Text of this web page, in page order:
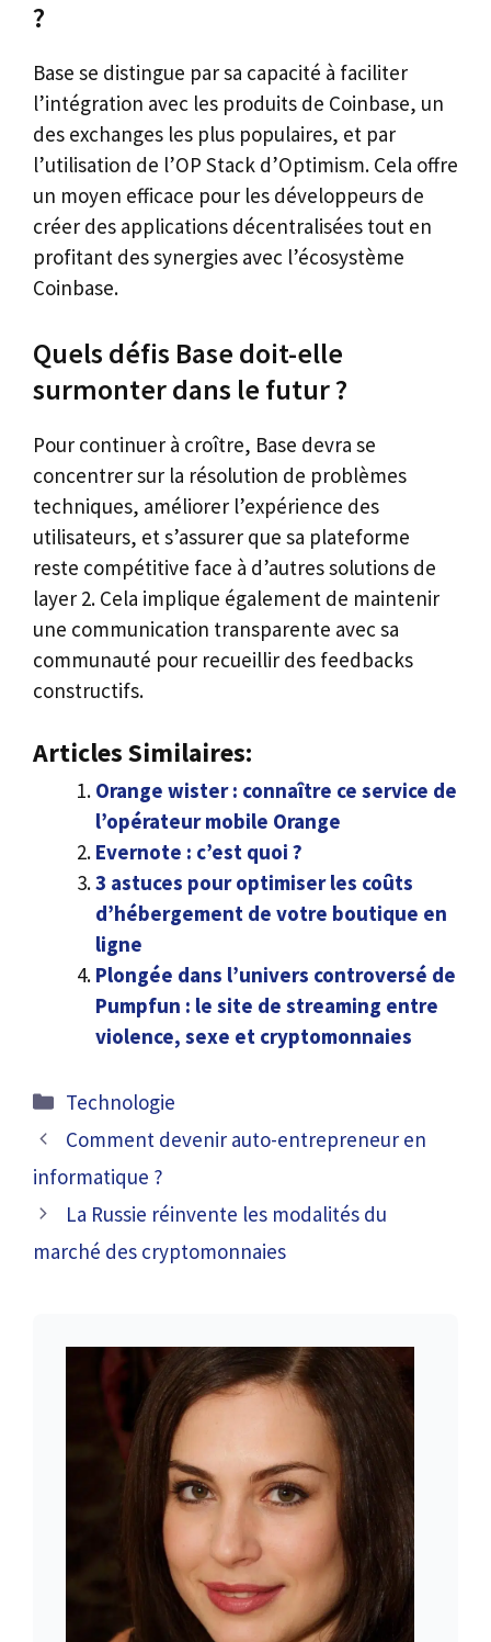
?
Base se distingue par sa capacité à faciliter
l’intégration avec les produits de Coinbase, un
des exchanges les plus populaires, et par
l’utilisation de l’OP Stack d’Optimism. Cela offre
un moyen efficace pour les développeurs de
créer des applications décentralisées tout en
profitant des synergies avec l’écosystème
Coinbase.
Quels défis Base doit-elle
surmonter dans le futur ?
Pour continuer à croître, Base devra se
concentrer sur la résolution de problèmes
techniques, améliorer l’expérience des
utilisateurs, et s’assurer que sa plateforme
reste compétitive face à d’autres solutions de
layer 2. Cela implique également de maintenir
une communication transparente avec sa
communauté pour recueillir des feedbacks
constructifs.
Articles Similaires:
Orange wister : connaître ce service de
l’opérateur mobile Orange
Evernote : c’est quoi ?
3 astuces pour optimiser les coûts
d’hébergement de votre boutique en
ligne
Plongée dans l’univers controversé de
Pumpfun : le site de streaming entre
violence, sexe et cryptomonnaies
Catégories
Technologie
Comment devenir auto-entrepreneur en
informatique ?
La Russie réinvente les modalités du
marché des cryptomonnaies